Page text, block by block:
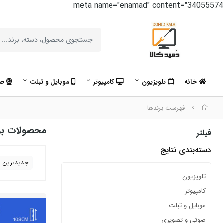
meta name="enamad" content="34055574
خانه تلویزیون کامپیوتر موبایل و تبلت
فهرست برندها
فیلتر
دسته‌بندی نتایج
تلویزیون
کامپیوتر
موبایل و تبلت
صوتی و تصویری
محصولات
جدیدترین